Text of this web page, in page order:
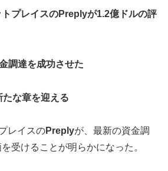
プレイスのPreplyが1.2億ドルの評
調達を成功させた
な章を迎える
レイスのPreplyが、最新の資金調
受けることが明らかになった。